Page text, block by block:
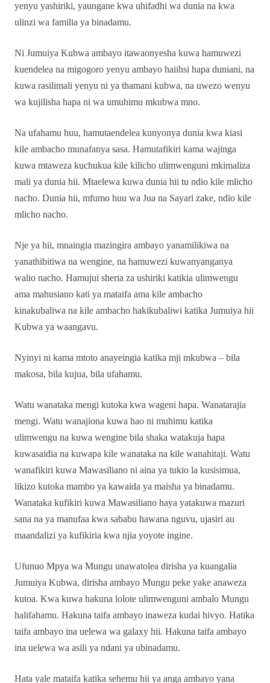
yenyu yashiriki, yaungane kwa uhifadhi wa dunia na kwa
ulinzi wa familia ya binadamu.
Ni Jumuiya Kubwa ambayo itawaonyesha kuwa hamuwezi
kuendelea na migogoro yenyu ambayo haiihsi hapa duniani, na
kuwa rasilimali yenyu ni ya thamani kubwa, na uwezo wenyu
wa kujilisha hapa ni wa umuhimu mkubwa mno.
Na ufahamu huu, hamutaendelea kunyonya dunia kwa kiasi
kile ambacho munafanya sasa. Hamutafikiri kama wajinga
kuwa mtaweza kuchukua kile kilicho ulimwenguni mkimaliza
mali ya dunia hii. Mtaelewa kuwa dunia hii tu ndio kile mlicho
nacho. Dunia hii, mfumo huu wa Jua na Sayari zake, ndio kile
mlicho nacho.
Nje ya hii, mnaingia mazingira ambayo yanamilikiwa na
yanathibitiwa na wengine, na hamuwezi kuwanyanganya
walio nacho. Hamujui sheria za ushiriki katikia ulimwengu
ama mahusiano kati ya mataifa ama kile ambacho
kinakubaliwa na kile ambacho hakikubaliwi katika Jumuiya hii
Kubwa ya waangavu.
Nyinyi ni kama mtoto anayeingia katika mji mkubwa – bila
makosa, bila kujua, bila ufahamu.
Watu wanataka mengi kutoka kwa wageni hapa. Wanatarajia
mengi. Watu wanajiona kuwa hao ni muhimu katika
ulimwengu na kuwa wengine bila shaka watakuja hapa
kuwasaidia na kuwapa kile wanataka na kile wanahitaji. Watu
wanafikiri kuwa Mawasiliano ni aina ya tukio la kusisimua,
likizo kutoka mambo ya kawaida ya maisha ya binadamu.
Wanataka kufikiri kuwa Mawasiliano haya yatakuwa mazuri
sana na ya manufaa kwa sababu hawana nguvu, ujasiri au
maandalizi ya kufikiria kwa njia yoyote ingine.
Ufunuo Mpya wa Mungu unawatolea dirisha ya kuangalia
Jumuiya Kubwa, dirisha ambayo Mungu peke yake anaweza
kutoa. Kwa kuwa hakuna lolote ulimwenguni ambalo Mungu
halifahamu. Hakuna taifa ambayo inaweza kudai hivyo. Hatika
taifa ambayo ina uelewa wa galaxy hii. Hakuna taifa ambayo
ina uelewa wa asili ya ndani ya ubinadamu.
Hata yale mataifa katika sehemu hii ya anga ambayo yana